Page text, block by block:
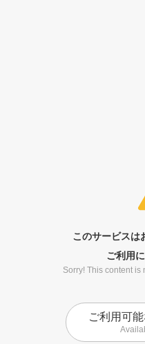
このサービスは
ご利用
Sorry! This content
ご利用可